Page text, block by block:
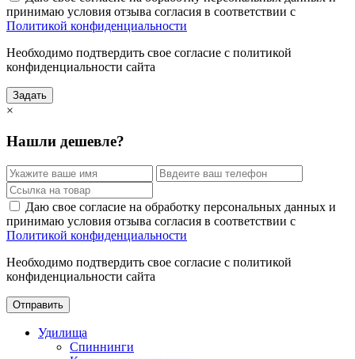
принимаю условия отзыва согласия в соответствии с
Политикой конфиденциальности
Необходимо подтвердить свое согласие с политикой
конфиденциальности сайта
Задать
×
Нашли дешевле?
Даю свое согласие на обработку персональных данных и
принимаю условия отзыва согласия в соответствии с
Политикой конфиденциальности
Необходимо подтвердить свое согласие с политикой
конфиденциальности сайта
Отправить
Удилища
Спиннинги